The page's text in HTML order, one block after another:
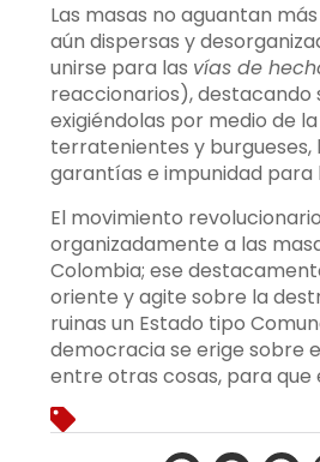
Las masas no aguantan
aún dispersas y
unirse para las vías de
reaccionarios), destacando
exigiéndolas por medio de
terratenientes y burgueses,
garantías e impunidad
El movimiento
organizadamente a las
Colombia; ese
oriente y agite sobre la
ruinas un Estado tipo
democracia se erige sobre
entre otras cosas, para que